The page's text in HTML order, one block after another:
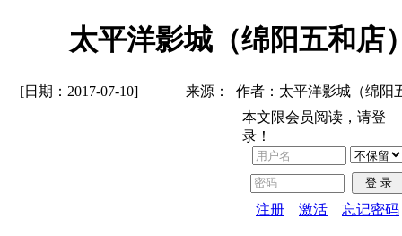
太平洋影城（绵阳五和店
[日期：2017-07-10]
来源： 作者：太平洋影城（绵阳
本文限会员阅读，请登
录！
登 录
注册 激活 忘记密码